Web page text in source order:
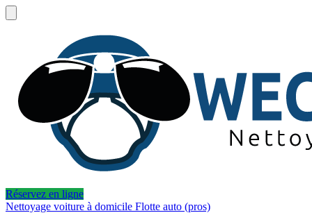
Réservez en ligne
Nettoyage voiture à domicile Flotte auto (pros)